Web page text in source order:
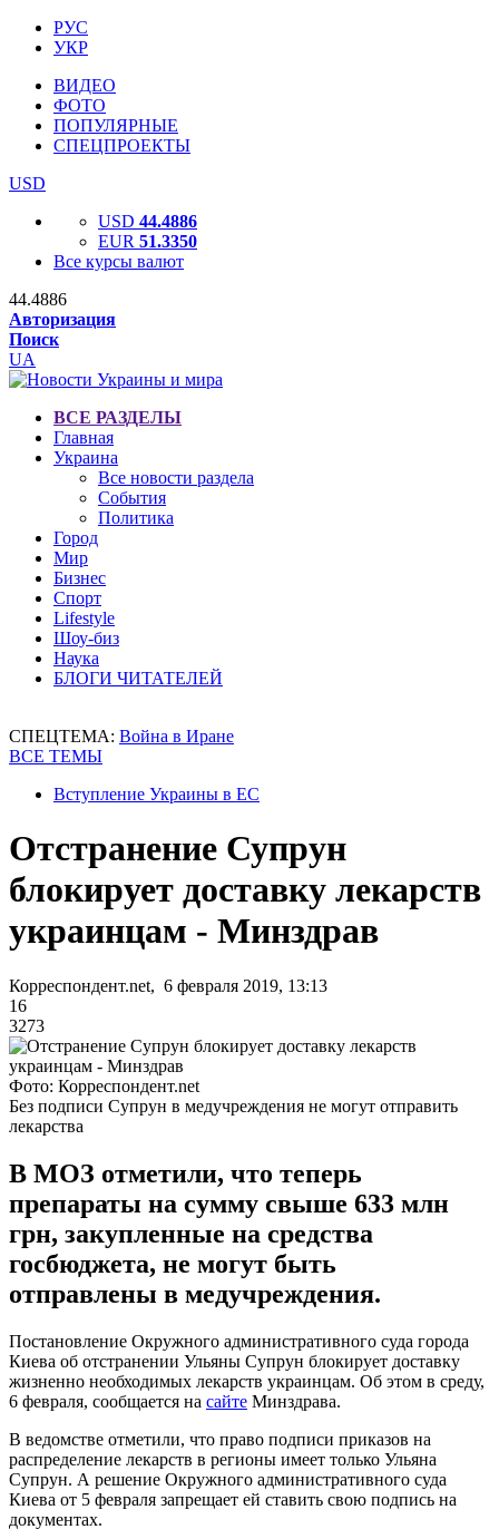
РУС
УКР
ВИДЕО
ФОТО
ПОПУЛЯРНЫЕ
СПЕЦПРОЕКТЫ
USD
USD 44.4886
EUR 51.3350
Все курсы валют
44.4886
Авторизация
Поиск
UA
ВСЕ РАЗДЕЛЫ
Главная
Украина
Все новости раздела
События
Политика
Город
Мир
Бизнес
Спорт
Lifestyle
Шоу-биз
Наука
БЛОГИ ЧИТАТЕЛЕЙ
СПЕЦТЕМА: Война в Иране
ВСЕ ТЕМЫ
Вступление Украины в ЕС
Отстранение Супрун
блокирует доставку лекарств
украинцам - Минздрав
Корреспондент.net, 6 февраля 2019, 13:13
16
3273
Фото: Корреспондент.net
Без подписи Супрун в медучреждения не могут отправить
лекарства
В МОЗ отметили, что теперь
препараты на сумму свыше 633 млн
грн, закупленные на средства
госбюджета, не могут быть
отправлены в медучреждения.
Постановление Окружного административного суда города
Киева об отстранении Ульяны Супрун блокирует доставку
жизненно необходимых лекарств украинцам. Об этом в среду,
6 февраля, сообщается на сайте Минздрава.
В ведомстве отметили, что право подписи приказов на
распределение лекарств в регионы имеет только Ульяна
Супрун. А решение Окружного административного суда
Киева от 5 февраля запрещает ей ставить свою подпись на
документах.